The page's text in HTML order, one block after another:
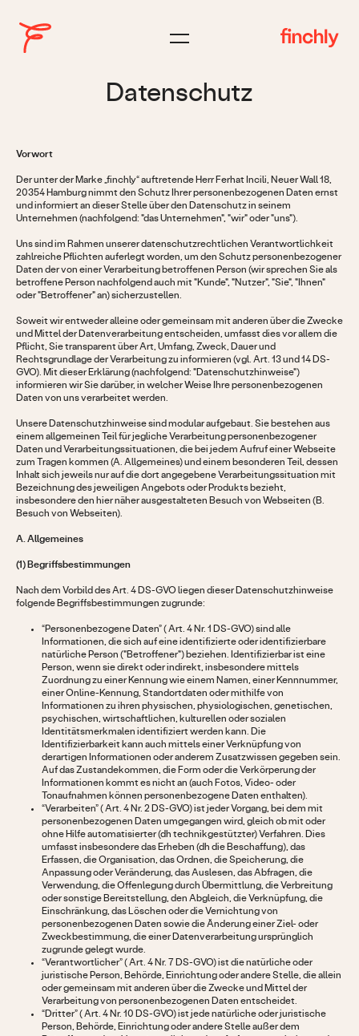
Datenschutz
Vorwort
Der unter der Marke „finchly“ auftretende Herr Ferhat Incili, Neuer Wall 18,
20354 Hamburg nimmt den Schutz Ihrer personenbezogenen Daten ernst
und informiert an dieser Stelle über den Datenschutz in seinem
Unternehmen (nachfolgend: "das Unternehmen", "wir" oder "uns").
Uns sind im Rahmen unserer datenschutzrechtlichen Verantwortlichkeit
zahlreiche Pflichten auferlegt worden, um den Schutz personenbezogener
Daten der von einer Verarbeitung betroffenen Person (wir sprechen Sie als
betroffene Person nachfolgend auch mit "Kunde", "Nutzer", "Sie", "Ihnen"
oder "Betroffener" an) sicherzustellen.
Soweit wir entweder alleine oder gemeinsam mit anderen über die Zwecke
und Mittel der Datenverarbeitung entscheiden, umfasst dies vor allem die
Pflicht, Sie transparent über Art, Umfang, Zweck, Dauer und
Rechtsgrundlage der Verarbeitung zu informieren (vgl. Art. 13 und 14 DS-
GVO). Mit dieser Erklärung (nachfolgend: "Datenschutzhinweise")
informieren wir Sie darüber, in welcher Weise Ihre personenbezogenen
Daten von uns verarbeitet werden.
Unsere Datenschutzhinweise sind modular aufgebaut. Sie bestehen aus
einem allgemeinen Teil für jegliche Verarbeitung personenbezogener
Daten und Verarbeitungssituationen, die bei jedem Aufruf einer Webseite
zum Tragen kommen (A. Allgemeines) und einem besonderen Teil, dessen
Inhalt sich jeweils nur auf die dort angegebene Verarbeitungssituation mit
Bezeichnung des jeweiligen Angebots oder Produkts bezieht,
insbesondere den hier näher ausgestalteten Besuch von Webseiten (B.
Besuch von Webseiten).
A. Allgemeines
(1) Begriffsbestimmungen
Nach dem Vorbild des Art. 4 DS-GVO liegen dieser Datenschutzhinweise
folgende Begriffsbestimmungen zugrunde:
“Personenbezogene Daten” ( Art. 4 Nr. 1 DS-GVO) sind alle
Informationen, die sich auf eine identifizierte oder identifizierbare
natürliche Person ("Betroffener") beziehen. Identifizierbar ist eine
Person, wenn sie direkt oder indirekt, insbesondere mittels
Zuordnung zu einer Kennung wie einem Namen, einer Kennnummer,
einer Online-Kennung, Standortdaten oder mithilfe von
Informationen zu ihren physischen, physiologischen, genetischen,
psychischen, wirtschaftlichen, kulturellen oder sozialen
Identitätsmerkmalen identifiziert werden kann. Die
Identifizierbarkeit kann auch mittels einer Verknüpfung von
derartigen Informationen oder anderem Zusatzwissen gegeben sein.
Auf das Zustandekommen, die Form oder die Verkörperung der
Informationen kommt es nicht an (auch Fotos, Video- oder
Tonaufnahmen können personenbezogene Daten enthalten).
“Verarbeiten” ( Art. 4 Nr. 2 DS-GVO) ist jeder Vorgang, bei dem mit
personenbezogenen Daten umgegangen wird, gleich ob mit oder
ohne Hilfe automatisierter (dh technikgestützter) Verfahren. Dies
umfasst insbesondere das Erheben (dh die Beschaffung), das
Erfassen, die Organisation, das Ordnen, die Speicherung, die
Anpassung oder Veränderung, das Auslesen, das Abfragen, die
Verwendung, die Offenlegung durch Übermittlung, die Verbreitung
oder sonstige Bereitstellung, den Abgleich, die Verknüpfung, die
Einschränkung, das Löschen oder die Vernichtung von
personenbezogenen Daten sowie die Änderung einer Ziel- oder
Zweckbestimmung, die einer Datenverarbeitung ursprünglich
zugrunde gelegt wurde.
“Verantwortlicher” ( Art. 4 Nr. 7 DS-GVO) ist die natürliche oder
juristische Person, Behörde, Einrichtung oder andere Stelle, die allein
oder gemeinsam mit anderen über die Zwecke und Mittel der
Verarbeitung von personenbezogenen Daten entscheidet.
“Dritter” ( Art. 4 Nr. 10 DS-GVO) ist jede natürliche oder juristische
Person, Behörde, Einrichtung oder andere Stelle außer dem